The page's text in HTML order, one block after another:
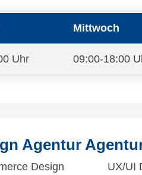
Mittwoch
Uhr 09:00-18:00
Agentur
Design UX/UI